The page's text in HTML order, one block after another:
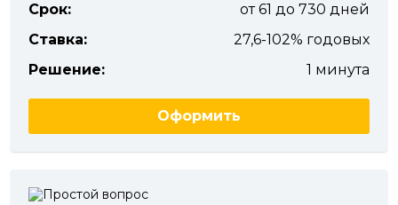
Срок:
от 61 до 730 дней
Ставка:
27,6-102% годовых
Решение:
1 минута
Оформить